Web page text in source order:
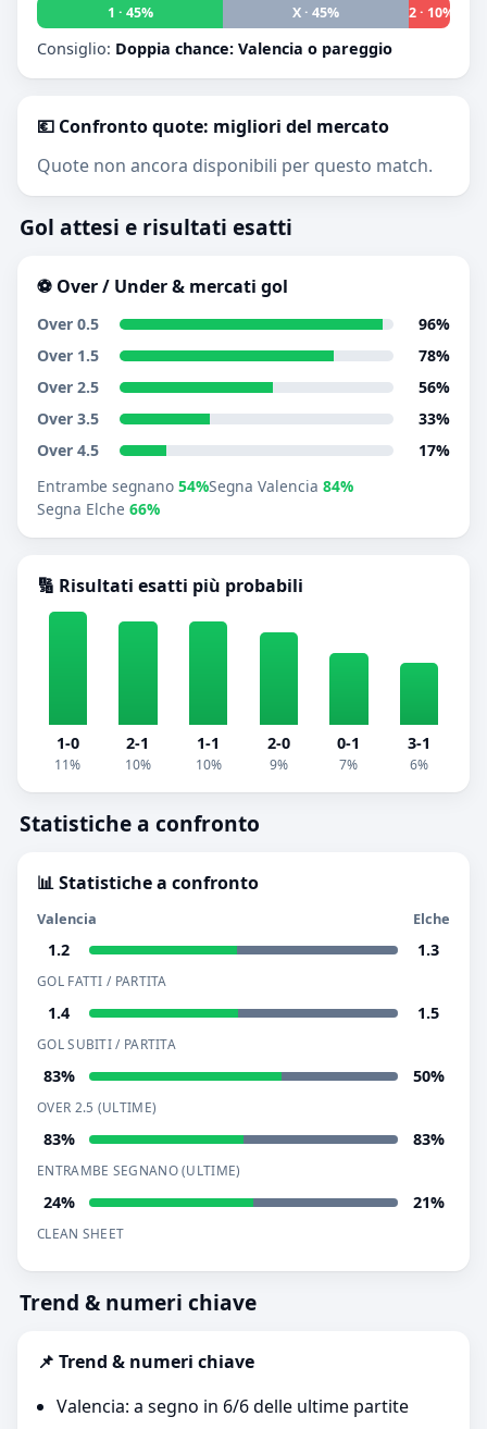
1 · 45%
X · 45% 2 · 10%
Consiglio: Doppia chance: Valencia o pareggio
💶 Confronto quote: migliori del mercato
Quote non ancora disponibili per questo match.
Gol attesi e risultati esatti
⚽ Over / Under & mercati gol
Over 0.5
96%
Over 1.5
78%
Over 2.5
56%
Over 3.5
33%
Over 4.5
17%
Entrambe segnano 54%Segna Valencia 84%
Segna Elche 66%
🔢 Risultati esatti più probabili
1-0
11%
2-1
10%
1-1
10%
2-0
9%
0-1
7%
3-1
6%
Statistiche a confronto
📊 Statistiche a confronto
Valencia Elche
1.2 1.3
GOL FATTI / PARTITA
1.4 1.5
GOL SUBITI / PARTITA
83% 50%
OVER 2.5 (ULTIME)
83% 83%
ENTRAMBE SEGNANO (ULTIME)
24% 21%
CLEAN SHEET
Trend & numeri chiave
📌 Trend & numeri chiave
Valencia: a segno in 6/6 delle ultime partite